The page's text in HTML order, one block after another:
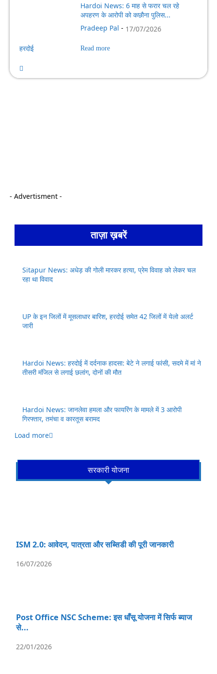
हरदोई
Hardoi News: 6 माह से फरार चल रहे
अपहरण के आरोपी को कछौना पुलिस...
Pradeep Pal - 17/07/2026
Read more
- Advertisment -
ताज़ा ख़बरें
Sitapur News: अधेड़ की गोली मारकर हत्या, प्रेम विवाह को लेकर चल
रहा था विवाद
UP के इन जिलों में मूसलाधार बारिश, हरदोई समेत 42 जिलों में येलो अलर्ट
जारी
Hardoi News: हरदोई में दर्दनाक हादसा: बेटे ने लगाई फांसी, सदमे में मां ने
तीसरी मंजिल से लगाई छलांग, दोनों की मौत
Hardoi News: जानलेवा हमला और फायरिंग के मामले में 3 आरोपी
गिरफ्तार, तमंचा व कारतूस बरामद
Load more
सरकारी योजना
ISM 2.0: आवेदन, पात्रता और सब्सिडी की पूरी जानकारी
16/07/2026
Post Office NSC Scheme: इस धाँसू योजना में सिर्फ ब्याज
से...
22/01/2026